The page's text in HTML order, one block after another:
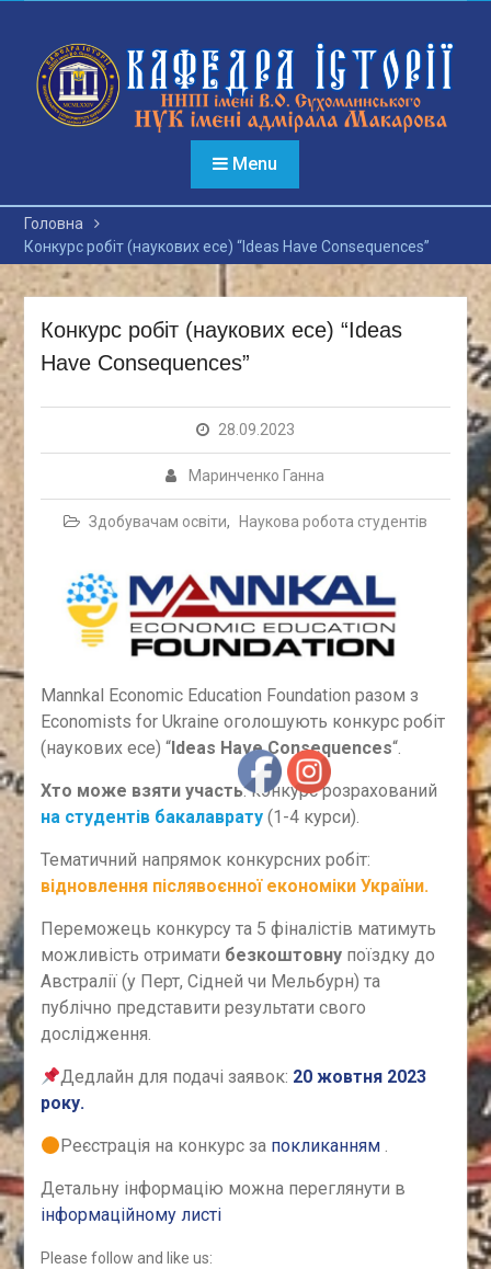
вмісту
Menu
Головна
Конкурс робіт (наукових есе) “Ideas Have Consequences”
Конкурс робіт (наукових есе) “Ideas
Have Consequences”
28.09.2023
Маринченко Ганна
Здобувачам освіти, Наукова робота студентів
Mannkal Economic Education Foundation разом з
Economists for Ukraine оголошують конкурс робіт
(наукових есе) “Ideas Have Consequences“.
Хто може взяти участь: конкурс розрахований
на студентів бакалаврату(1-4 курси).
Тематичний напрямок конкурсних робіт:
відновлення післявоєнної економіки України.
Переможець конкурсу та 5 фіналістів матимуть
можливість отримати безкоштовнупоїздку до
Австралії (у Перт, Сідней чи Мельбурн) та
публічно представити результати свого
дослідження.
Дедлайн для подачі заявок: 20 жовтня 2023
року.
Реєстрація на конкурс за покликанням.
Детальну інформацію можна переглянути в
інформаційному листі
Please follow and like us: